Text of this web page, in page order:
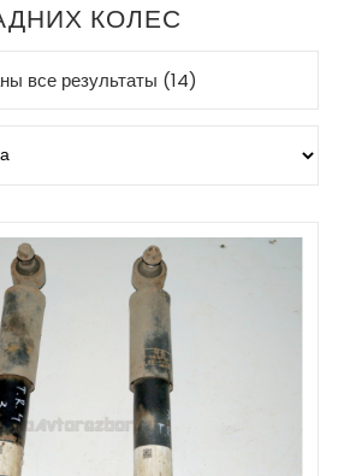
КОЛЕС
все результаты (14)